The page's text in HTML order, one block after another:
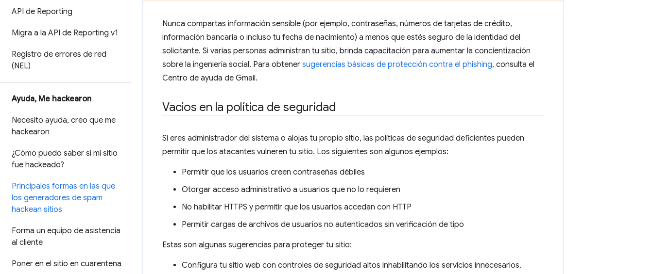
API de Reporting
Migra a la API de Reporting v1
Registro de errores de red
(NEL)
Ayuda, Me hackearon
Necesito ayuda, creo que me
hackearon
¿Cómo puedo saber si mi sitio
fue hackeado?
Principales formas en las que
los generadores de spam
hackean sitios
Forma un equipo de asistencia
al cliente
Poner en el sitio en cuarentena
Nunca compartas información sensible (por ejemplo, contraseñas, números de tarjetas de crédito,
información bancaria o incluso tu fecha de nacimiento) a menos que estés seguro de la identidad del
solicitante. Si varias personas administran tu sitio, brinda capacitación para aumentar la concientización
sobre la ingeniería social. Para obtener sugerencias básicas de protección contra el phishing, consulta el
Centro de ayuda de Gmail.
Vacíos en la política de seguridad
Si eres administrador del sistema o alojas tu propio sitio, las políticas de seguridad deficientes pueden
permitir que los atacantes vulneren tu sitio. Los siguientes son algunos ejemplos:
Permitir que los usuarios creen contraseñas débiles
Otorgar acceso administrativo a usuarios que no lo requieren
No habilitar HTTPS y permitir que los usuarios accedan con HTTP
Permitir cargas de archivos de usuarios no autenticados sin verificación de tipo
Estas son algunas sugerencias para proteger tu sitio:
Configura tu sitio web con controles de seguridad altos inhabilitando los servicios innecesarios.